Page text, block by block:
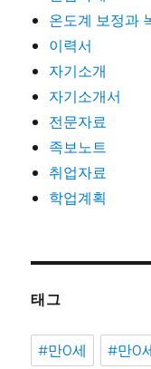
온도계 보정과
이력서
자기소개
자기소개서
전문자료
족보노트
취업자료
학업계획
태그
#만0세 #만0